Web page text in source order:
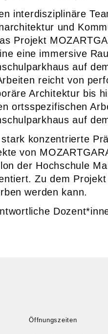
interdisziplinäre
und
Projekt
eine immersive
auf
reicht von
Architektur bis
ortsspezifischen
auf
stark konzentrierte
von
der Hochschule
Zu dem
werden kann.
Öffnungszeiten